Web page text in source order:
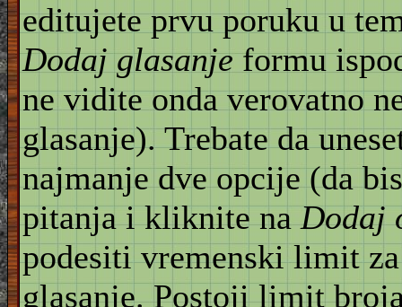
editujete prvu poruku u
Dodaj glasanjeformu
ne vidite onda verovatno
glasanje). Trebate da
najmanje dve opcije (da
pitanja i kliknite naDodaj
podesiti vremenski limit
glasanje. Postoji limit